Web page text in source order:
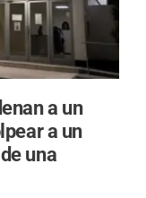
a un
a un
una